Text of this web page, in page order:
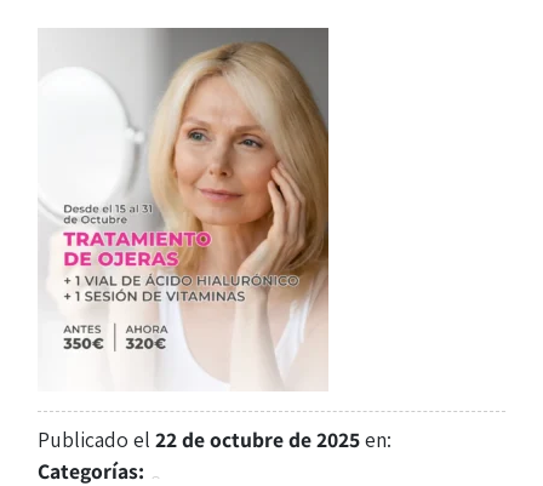
Publicado el22 de octubre de 2025en:
Categorías: